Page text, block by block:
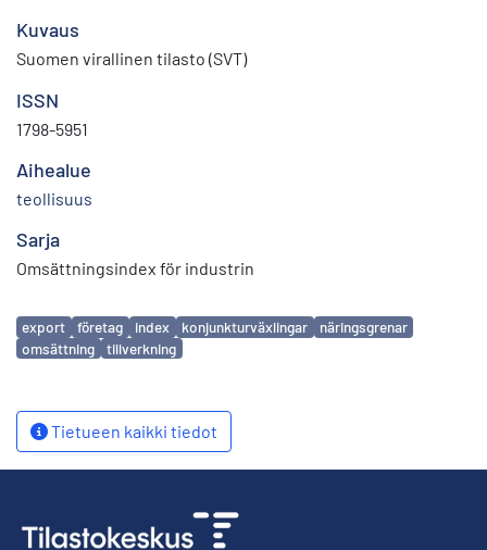
Kuvaus
Suomen virallinen tilasto (SVT)
ISSN
1798-5951
Aihealue
teollisuus
Sarja
Omsättningsindex för industrin
Avainsanat
export företag index konjunkturväxlingar
näringsgrenar
omsättning
tillverkning
Tietueen kaikki tiedot